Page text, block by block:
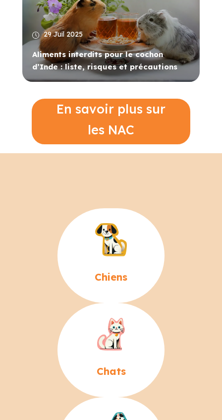
29 Juil 2025
Aliments interdits pour le cochon
d’Inde : liste, risques et précautions
En savoir plus sur
les NAC
Chiens
Chats